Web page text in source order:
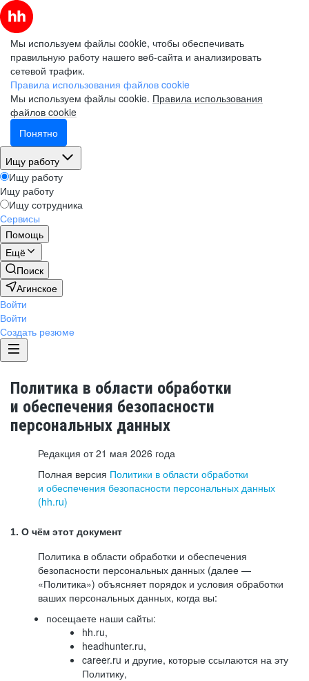
Мы используем файлы cookie, чтобы обеспечивать
правильную работу нашего веб-сайта и анализировать
сетевой трафик.
Правила использования файлов cookie
Мы используем файлы cookie. Правила использования
файлов cookie
Понятно
Ищу работу
Ищу работу
Ищу работу
Ищу сотрудника
Сервисы
Помощь
Ещё
Поиск
Агинское
Войти
Войти
Создать резюме
Политика в области обработки
и обеспечения безопасности
персональных данных
Редакция от 21 мая 2026 года
Полная версия Политики в области обработки
и обеспечения безопасности персональных данных
(hh.ru)
1. О чём этот документ
Политика в области обработки и обеспечения
безопасности персональных данных (далее —
«Политика») объясняет порядок и условия обработки
ваших персональных данных, когда вы:
посещаете наши сайты:
hh.ru,
headhunter.ru,
career.ru и другие, которые ссылаются на эту
Политику,